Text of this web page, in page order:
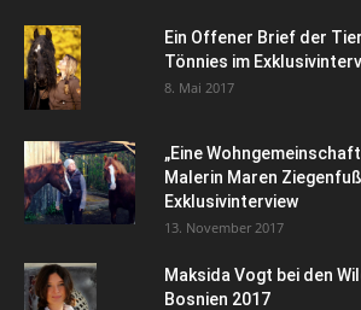
Ein Offener Brief der
Tönnies im
8. Mai 2017
„Eine
Malerin Maren
Exklusivinterview
13. November 2017
Maksida Vogt bei den
Bosnien 2017